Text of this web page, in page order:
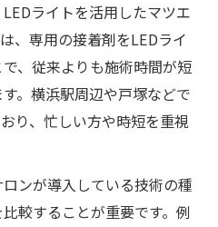
ライトを活用したマツエ
、専用の接着剤をLEDライ
、従来よりも施術時間が短
。横浜駅周辺や戸塚などで
り、忙しい方や時短を重視
ンが導入している技術の種
較することが重要です。例